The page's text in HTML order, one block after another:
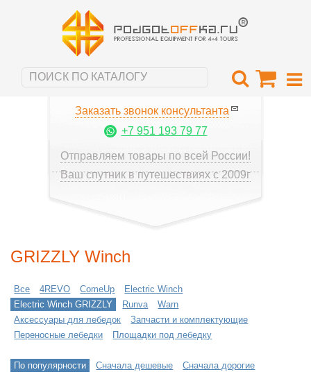
Заказать звонок консультанта
+7 951 193 79 77
Отправляем товары по всей России!
Ваш спутник в путешествиях с 2009г
GRIZZLY Winch
Все 4REVO ComeUp
Electric Winch
Electric Winch GRIZZLY
Runva
Warn
Аксессуары для лебедок
Запчасти и комплектующие
Переносные лебедки
Площадки под лебедку
По популярности Сначала дешевые Сначала дорогие